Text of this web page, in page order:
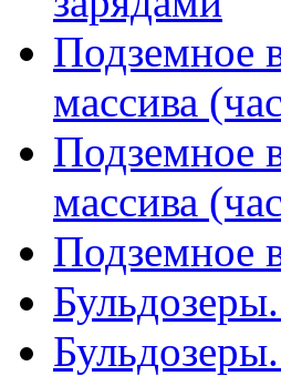
Подземное
массива
Подземное
массива
Подземное